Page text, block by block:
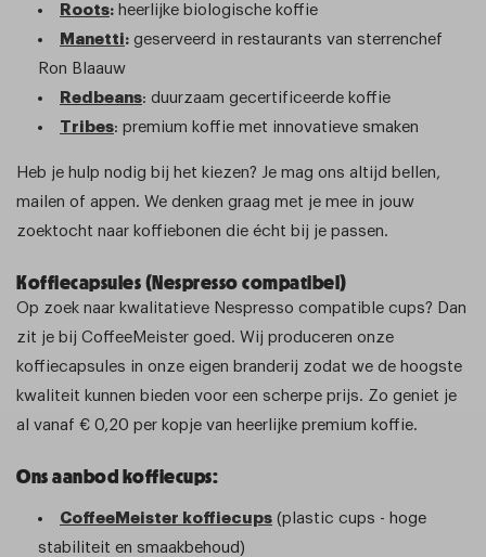
Roots: heerlijke biologische koffie
Manetti: geserveerd in restaurants van sterrenchef
Ron Blaauw
Redbeans: duurzaam gecertificeerde koffie
Tribes: premium koffie met innovatieve smaken
Heb je hulp nodig bij het kiezen? Je mag ons altijd bellen,
mailen of appen. We denken graag met je mee in jouw
zoektocht naar koffiebonen die écht bij je passen.
Koffiecapsules (Nespresso compatibel)
Op zoek naar kwalitatieve Nespresso compatible cups? Dan
zit je bij CoffeeMeister goed. Wij produceren onze
koffiecapsules in onze eigen branderij zodat we de hoogste
kwaliteit kunnen bieden voor een scherpe prijs. Zo geniet je
al vanaf € 0,20 per kopje van heerlijke premium koffie.
Ons aanbod koffiecups:
CoffeeMeister koffiecups (plastic cups - hoge
stabiliteit en smaakbehoud)